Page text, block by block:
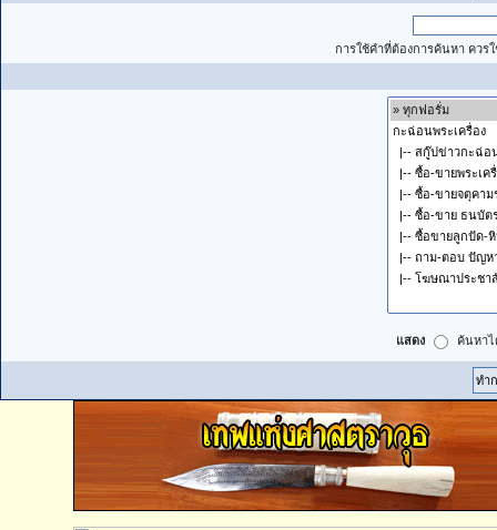
การใช้คำที่ต้องการค้นหา ควร
แสดง ค้นหาไ